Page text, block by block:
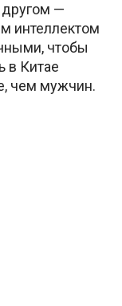
другом —
интеллектом
чтобы
в Китае
чем мужчин.